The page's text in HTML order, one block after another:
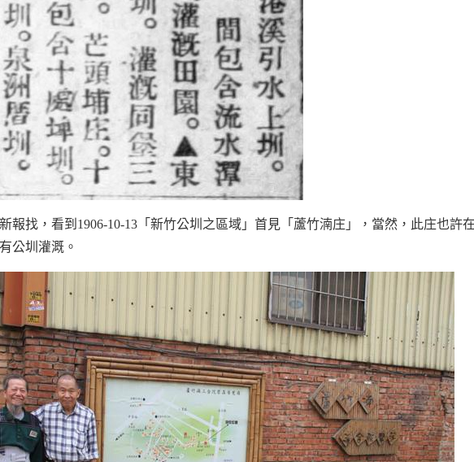
報找，看到1906-10-13「新竹公圳之區域」首見「蘆竹湳庄」，當然，此庄也許
公圳灌溉。